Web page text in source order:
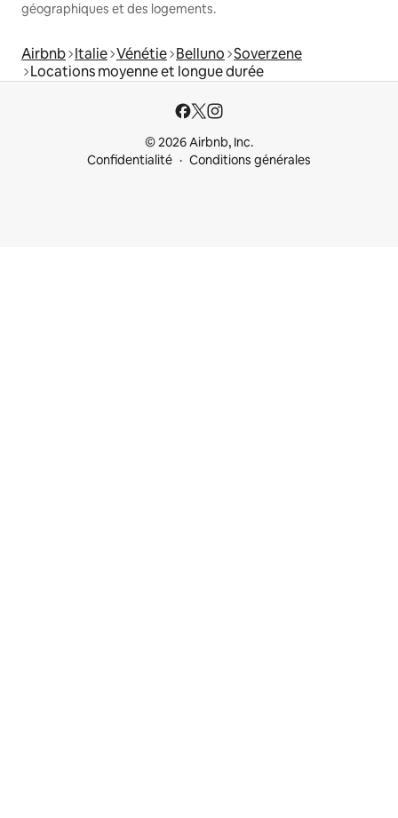
géographiques et des logements.
Airbnb Italie Vénétie Belluno Soverzene
Locations moyenne et longue durée
© 2026 Airbnb, Inc.
Confidentialité
Conditions générales